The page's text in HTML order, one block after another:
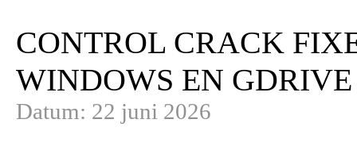
CONTROL CRACK
WINDOWS EN GDRIVE
Datum: 22 juni 2026